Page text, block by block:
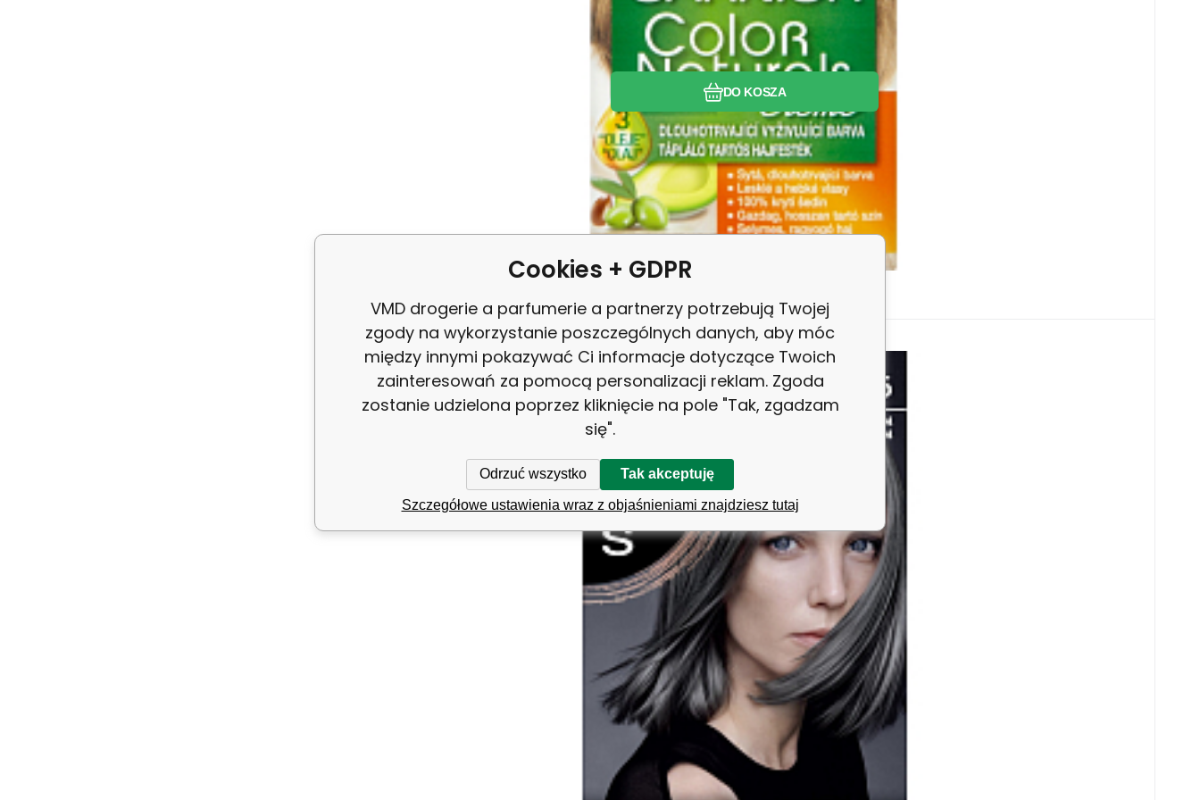
DO KOSZA
Syoss barva na vlasy, 4-15 Popelavý Chrom
Kod:2001616
Kod dost.:870269
EAN:9000101266481
28.18PLN
563.6 PLN / l
W magazynie
Ulubiony
Porównać
Vyzkoušejte barvy profesionální kvality, které byly vyvinuty a testovány ve spolupráci s kadeřníky a koloristy, se
kterými jednoduše získáte i doma perfektní barevný výsledek jako ze salonu!
Cookies + GDPR
VMD drogerie a parfumerie a partnerzy potrzebują Twojej
zgody na wykorzystanie poszczególnych danych, aby móc
między innymi pokazywać Ci informacje dotyczące Twoich
zainteresowań za pomocą personalizacji reklam. Zgoda
zostanie udzielona poprzez kliknięcie na pole "Tak, zgadzam
się".
Odrzuć wszystko Tak akceptuję
Szczegółowe ustawienia wraz z objaśnieniami znajdziesz tutaj